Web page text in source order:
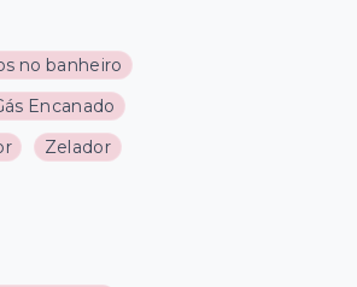
no banheiro
Encanado
Zelador